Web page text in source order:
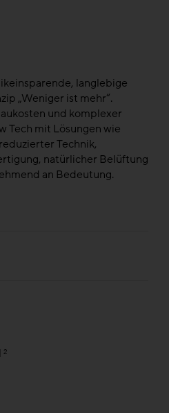
langlebige
„Weniger ist mehr“.
und komplexer
Tech mit Lösungen wie
Technik,
natürlicher Belüftung
an Bedeutung.
2